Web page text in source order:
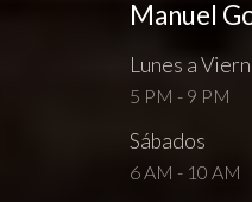
Manuel
Lunes a
5 PM - 9 PM
Sábados
6 AM - 10 AM